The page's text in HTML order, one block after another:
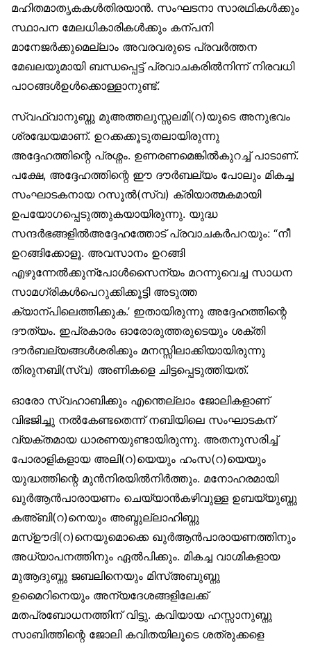
മഹിതമാതൃകകള്‍തിരയാന്‍. സംഘടനാ സാരഥികള്‍ക്കും
സ്ഥാപന മേലധികാരികള്‍ക്കും കന്പനി
മാനേജര്‍ക്കുമെല്ലാം അവരവരുടെ പ്രവര്‍ത്തന
മേഖലയുമായി ബന്ധപ്പെട്ട് പ്രവാചകരില്‍നിന്ന് നിരവധി
പാഠങ്ങള്‍ഉള്‍ക്കൊള്ളാനുണ്ട്.
സ്വഫ്വാനുബ്നു മുഅത്തലുസ്സലമി(റ)യുടെ അനുഭവം
ശ്രദ്ധേയമാണ്. ഉറക്കക്കൂടുതലായിരുന്നു
അദ്ദേഹത്തിന്റെ പ്രശ്നം. ഉണരണമെങ്കില്‍കുറച്ച് പാടാണ്.
പക്ഷേ, അദ്ദേഹത്തിന്റെ ഈ ദൗര്‍ബല്യം പോലും മികച്ച
സംഘാടകനായ റസൂല്‍(സ്വ) ക്രിയാത്മകമായി
ഉപയോഗപ്പെടുത്തുകയായിരുന്നു. യുദ്ധ
സന്ദര്‍ഭങ്ങളില്‍അദ്ദേഹത്തോട് പ്രവാചകര്‍പറയും: “നീ
ഉറങ്ങിക്കോളൂ. അവസാനം ഉറങ്ങി
എഴുന്നേല്‍ക്കുന്പോള്‍സൈന്യം മറന്നുവെച്ച സാധന
സാമഗ്രികള്‍പെറുക്കിക്കൂട്ടി അടുത്ത
ക്യാന്പിലെത്തിക്കുക.’ ഇതായിരുന്നു അദ്ദേഹത്തിന്റെ
ദൗത്യം. ഇപ്രകാരം ഓരോരുത്തരുടെയും ശക്തി
ദൗര്‍ബല്യങ്ങള്‍ശരിക്കും മനസ്സിലാക്കിയായിരുന്നു
തിരുനബി(സ്വ) അണികളെ ചിട്ടപ്പെടുത്തിയത്.
ഓരോ സ്വഹാബിക്കും എന്തെല്ലാം ജോലികളാണ്
വിഭജിച്ചു നല്‍കേണ്ടതെന്ന് നബിയിലെ സംഘാടകന്
വ്യക്തമായ ധാരണയുണ്ടായിരുന്നു. അതനുസരിച്ച്
പോരാളികളായ അലി(റ)യെയും ഹംസ(റ)യെയും
യുദ്ധത്തിന്റെ മുന്‍നിരയില്‍നിര്‍ത്തും. മനോഹരമായി
ഖുര്‍ആന്‍പാരായണം ചെയ്യാന്‍കഴിവുള്ള ഉബയ്യുബ്നു
കഅ്ബി(റ)നെയും അബ്ദുല്ലാഹിബ്നു
മസ്ഊദി(റ)നെയുമൊക്കെ ഖുര്‍ആന്‍പാരായണത്തിനും
അധ്യാപനത്തിനും ഏല്‍പിക്കും. മികച്ച വാഗ്മികളായ
മുആദുബ്നു ജബലിനെയും മിസ്അബുബ്നു
ഉമൈറിനെയും അന്യദേശങ്ങളിലേക്ക്
മതപ്രബോധനത്തിന് വിട്ടു. കവിയായ ഹസ്സാനുബ്നു
സാബിത്തിന്റെ ജോലി കവിതയിലൂടെ ശത്രുക്കളെ